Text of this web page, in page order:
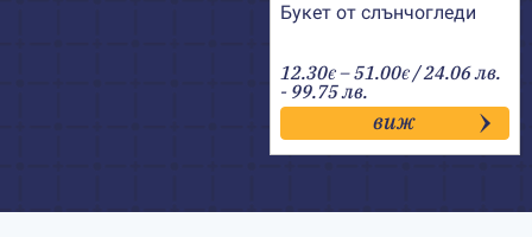
Букет от слънчогледи
12.30€ –51.00€Price
range:
12.30€
through
51.00€
/ 24.06 лв.
- 99.75 лв.
виж